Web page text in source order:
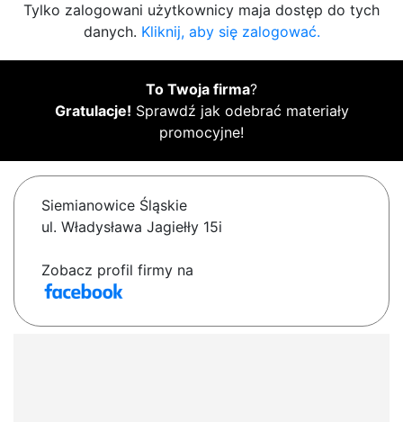
Tylko zalogowani użytkownicy maja dostęp do tych
danych. Kliknij, aby się zalogować.
To Twoja firma?
Gratulacje! Sprawdź jak odebrać materiały
promocyjne!
Siemianowice Śląskie
ul. Władysława Jagiełły 15i
Zobacz profil firmy na